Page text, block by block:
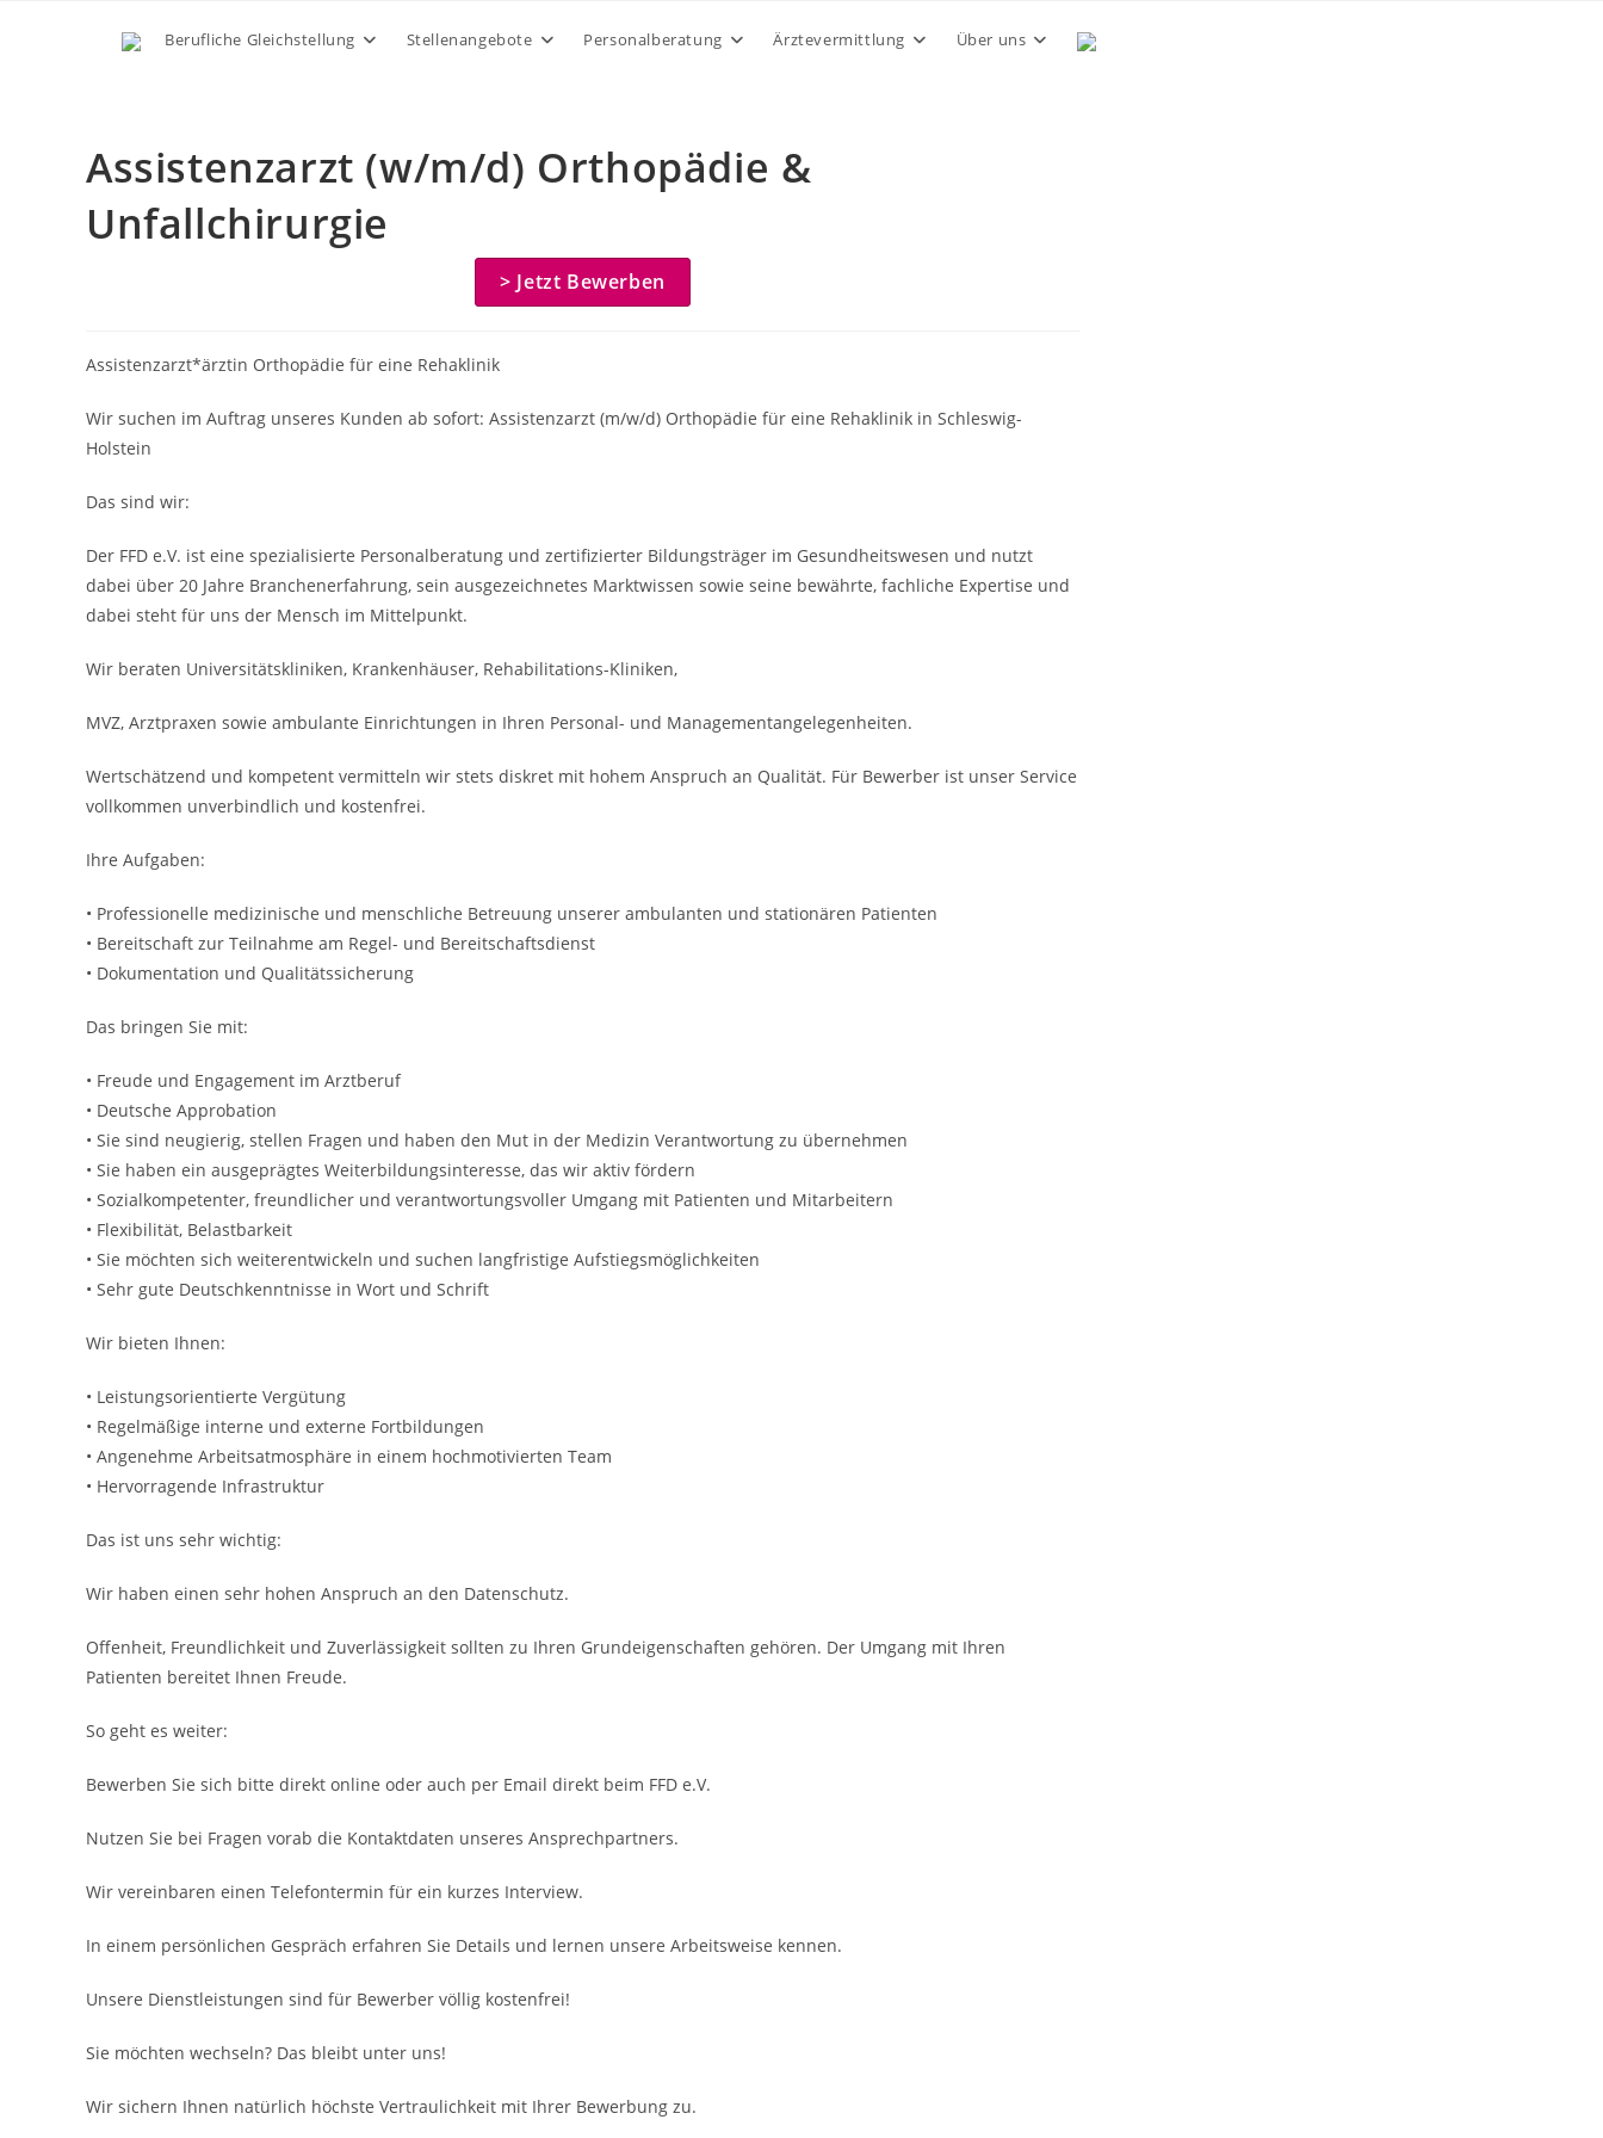
Berufliche Gleichstellung Stellenangebote Personalberatung Ärztevermittlung Über uns
Assistenzarzt (w/m/d) Orthopädie &
Unfallchirurgie
> Jetzt Bewerben
Assistenzarzt*ärztin Orthopädie für eine Rehaklinik
Wir suchen im Auftrag unseres Kunden ab sofort: Assistenzarzt (m/w/d) Orthopädie für eine Rehaklinik in Schleswig-
Holstein
Das sind wir:
Der FFD e.V. ist eine spezialisierte Personalberatung und zertifizierter Bildungsträger im Gesundheitswesen und nutzt
dabei über 20 Jahre Branchenerfahrung, sein ausgezeichnetes Marktwissen sowie seine bewährte, fachliche Expertise und
dabei steht für uns der Mensch im Mittelpunkt.
Wir beraten Universitätskliniken, Krankenhäuser, Rehabilitations-Kliniken,
MVZ, Arztpraxen sowie ambulante Einrichtungen in Ihren Personal- und Managementangelegenheiten.
Wertschätzend und kompetent vermitteln wir stets diskret mit hohem Anspruch an Qualität. Für Bewerber ist unser Service
vollkommen unverbindlich und kostenfrei.
Ihre Aufgaben:
• Professionelle medizinische und menschliche Betreuung unserer ambulanten und stationären Patienten
• Bereitschaft zur Teilnahme am Regel- und Bereitschaftsdienst
• Dokumentation und Qualitätssicherung
Das bringen Sie mit:
• Freude und Engagement im Arztberuf
• Deutsche Approbation
• Sie sind neugierig, stellen Fragen und haben den Mut in der Medizin Verantwortung zu übernehmen
• Sie haben ein ausgeprägtes Weiterbildungsinteresse, das wir aktiv fördern
• Sozialkompetenter, freundlicher und verantwortungsvoller Umgang mit Patienten und Mitarbeitern
• Flexibilität, Belastbarkeit
• Sie möchten sich weiterentwickeln und suchen langfristige Aufstiegsmöglichkeiten
• Sehr gute Deutschkenntnisse in Wort und Schrift
Wir bieten Ihnen:
• Leistungsorientierte Vergütung
• Regelmäßige interne und externe Fortbildungen
• Angenehme Arbeitsatmosphäre in einem hochmotivierten Team
• Hervorragende Infrastruktur
Das ist uns sehr wichtig:
Wir haben einen sehr hohen Anspruch an den Datenschutz.
Offenheit, Freundlichkeit und Zuverlässigkeit sollten zu Ihren Grundeigenschaften gehören. Der Umgang mit Ihren
Patienten bereitet Ihnen Freude.
So geht es weiter:
Bewerben Sie sich bitte direkt online oder auch per Email direkt beim FFD e.V.
Nutzen Sie bei Fragen vorab die Kontaktdaten unseres Ansprechpartners.
Wir vereinbaren einen Telefontermin für ein kurzes Interview.
In einem persönlichen Gespräch erfahren Sie Details und lernen unsere Arbeitsweise kennen.
Unsere Dienstleistungen sind für Bewerber völlig kostenfrei!
Sie möchten wechseln? Das bleibt unter uns!
Wir sichern Ihnen natürlich höchste Vertraulichkeit mit Ihrer Bewerbung zu.